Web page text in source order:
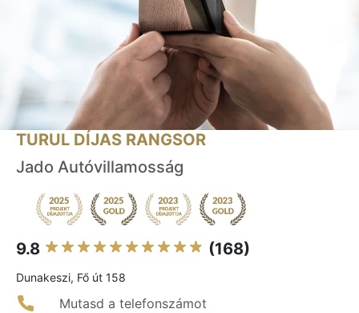
TURUL DÍJAS RANGSOR
Jado Autóvillamosság
9.8 (168)
Dunakeszi, Fő út 158
Mutasd a telefonszámot